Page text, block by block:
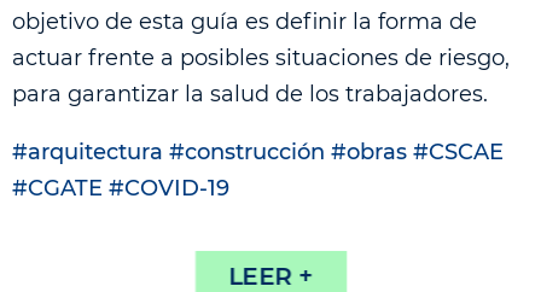
objetivo de esta guía es definir la forma de
actuar frente a posibles situaciones de riesgo,
para garantizar la salud de los trabajadores.
#arquitectura #construcción #obras #CSCAE
#CGATE #COVID-19
LEER +